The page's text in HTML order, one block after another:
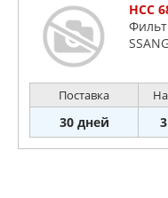
HCC
Поставка
30 дней